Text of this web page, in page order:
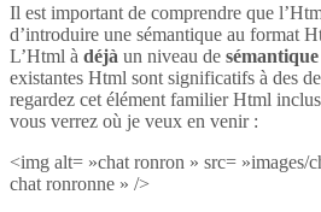
Il est important de comprendre que
d’introduire une sémantique au format
L’Html à déjà un niveau de
existantes Html sont significatifs à des
regardez cet élément familier Html
vous verrez où je veux en venir :
<img alt= »chat ronron » src= »images/
chat ronronne » />